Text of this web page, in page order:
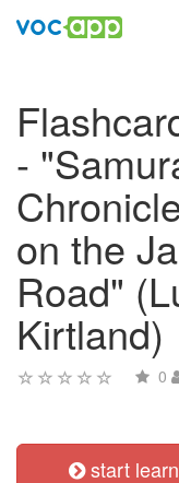
-
on the
Road"
Kirtland)
0
start